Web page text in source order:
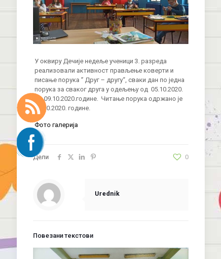
У оквиру Дечије недеље ученици 3. разреда
реализовали активност прављење коверти и
писање порука “ Друг – другу“, сваки дан по једна
порука за сваког друга у одељењу од 05.10.2020.
до 09.10.2020.године. Читање порука одржано је
09.10.2020. године.
Фото галерија
Дели 0
Urednik
Повезани текстови